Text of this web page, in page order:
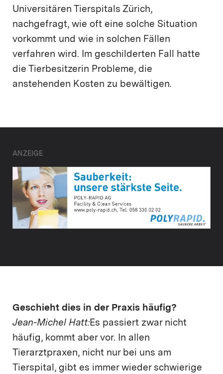
Universitären Tierspitals Zürich,
nachgefragt, wie oft eine solche Situation
vorkommt und wie in solchen Fällen
verfahren wird. Im geschilderten Fall hatte
die Tierbesitzerin Probleme, die
anstehenden Kosten zu bewältigen.
ANZEIGE
Geschieht dies in der Praxis häufig?
Jean-Michel Hatt:Es passiert zwar nicht
häufig, kommt aber vor. In allen
Tierarztpraxen, nicht nur bei uns am
Tierspital, gibt es immer wieder schwierige